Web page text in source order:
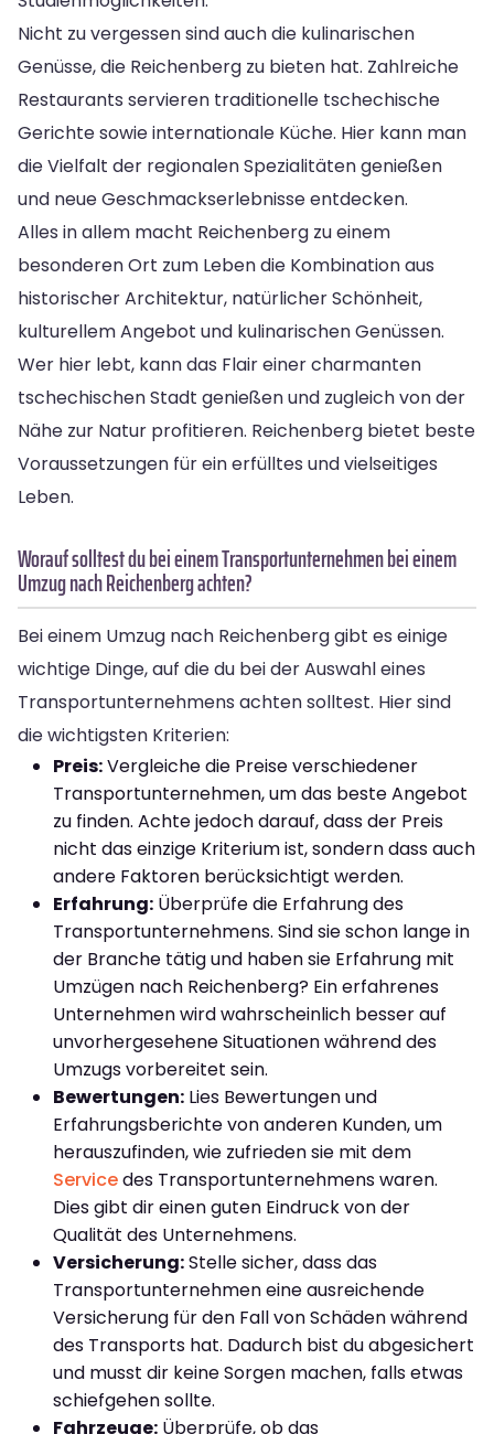
Nicht zu vergessen sind auch die kulinarischen
Genüsse, die Reichenberg zu bieten hat. Zahlreiche
Restaurants servieren traditionelle tschechische
Gerichte sowie internationale Küche. Hier kann man
die Vielfalt der regionalen Spezialitäten genießen
und neue Geschmackserlebnisse entdecken.
Alles in allem macht Reichenberg zu einem
besonderen Ort zum Leben die Kombination aus
historischer Architektur, natürlicher Schönheit,
kulturellem Angebot und kulinarischen Genüssen.
Wer hier lebt, kann das Flair einer charmanten
tschechischen Stadt genießen und zugleich von der
Nähe zur Natur profitieren. Reichenberg bietet beste
Voraussetzungen für ein erfülltes und vielseitiges
Leben.
Worauf solltest du bei einem Transportunternehmen bei einem
Umzug nach Reichenberg achten?
Bei einem Umzug nach Reichenberg gibt es einige
wichtige Dinge, auf die du bei der Auswahl eines
Transportunternehmens achten solltest. Hier sind
die wichtigsten Kriterien:
Preis:Vergleiche die Preise verschiedener
Transportunternehmen, um das beste Angebot
zu finden. Achte jedoch darauf, dass der Preis
nicht das einzige Kriterium ist, sondern dass auch
andere Faktoren berücksichtigt werden.
Erfahrung: Überprüfe die Erfahrung des
Transportunternehmens. Sind sie schon lange in
der Branche tätig und haben sie Erfahrung mit
Umzügen nach Reichenberg? Ein erfahrenes
Unternehmen wird wahrscheinlich besser auf
unvorhergesehene Situationen während des
Umzugs vorbereitet sein.
Bewertungen: Lies Bewertungen und
Erfahrungsberichte von anderen Kunden, um
herauszufinden, wie zufrieden sie mit dem
Servicedes Transportunternehmens waren.
Dies gibt dir einen guten Eindruck von der
Qualität des Unternehmens.
Versicherung:Stelle sicher, dass das
Transportunternehmen eine ausreichende
Versicherung für den Fall von Schäden während
des Transports hat. Dadurch bist du abgesichert
und musst dir keine Sorgen machen, falls etwas
schiefgehen sollte.
Fahrzeuge: Überprüfe, ob das